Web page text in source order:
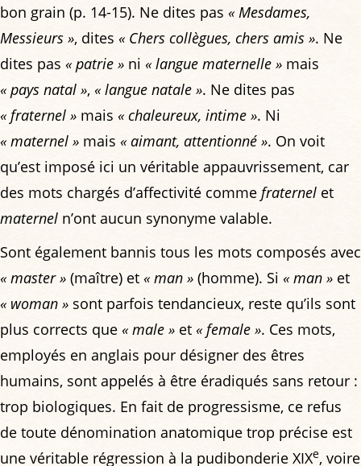
bon grain (p. 14-15). Ne dites pas « Mesdames,
Messieurs », dites « Chers collègues, chers amis ». Ne
dites pas « patrie » ni « langue maternelle » mais
« pays natal », « langue natale ». Ne dites pas
« fraternel » mais « chaleureux, intime ». Ni
« maternel » mais « aimant, attentionné ». On voit
qu’est imposé ici un véritable appauvrissement, car
des mots chargés d’affectivité comme fraternel et
maternel n’ont aucun synonyme valable.
Sont également bannis tous les mots composés avec
« master » (maître) et « man » (homme). Si « man » et
« woman » sont parfois tendancieux, reste qu’ils sont
plus corrects que « male » et « female ». Ces mots,
employés en anglais pour désigner des êtres
humains, sont appelés à être éradiqués sans retour :
trop biologiques. En fait de progressisme, ce refus
de toute dénomination anatomique trop précise est
une véritable régression à la pudibonderie XIXe, voire